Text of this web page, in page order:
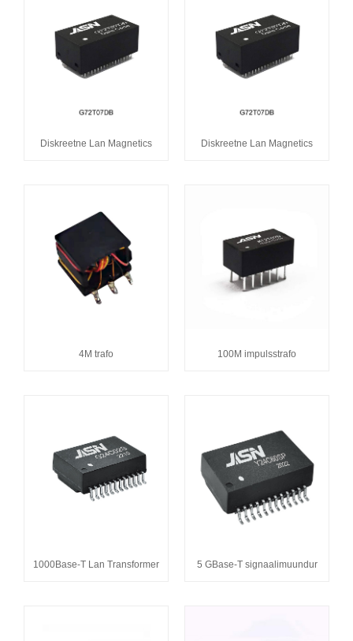
Diskreetne Lan Magnetics Diskreetne Lan Magnetics
4M trafo 100M impulsstrafo
1000Base-T Lan Transformer 5 GBase-T signaalimuundur